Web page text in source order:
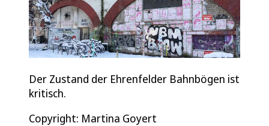
Der Zustand der Ehrenfelder Bahnbögen ist
kritisch.
Copyright: Martina Goyert